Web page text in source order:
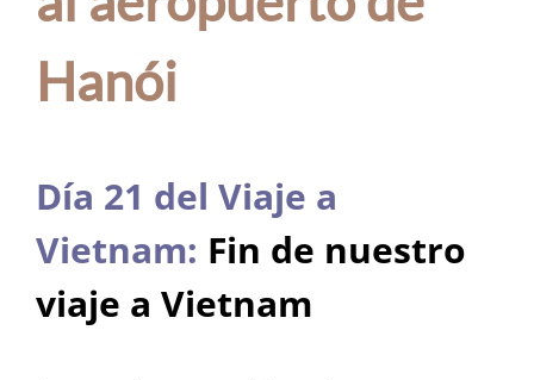
Hanói
Día 21 del Viaje a
Vietnam: Fin de nuestro
viaje a Vietnam